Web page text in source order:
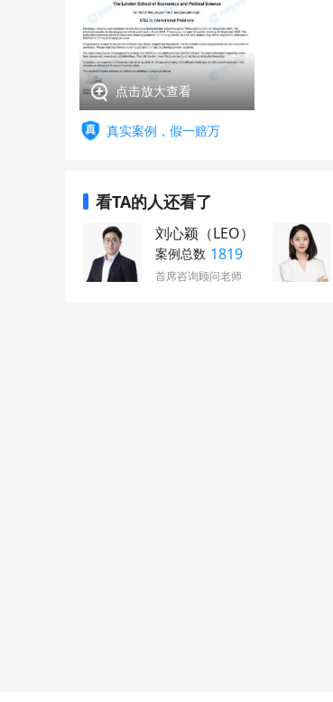
点击放大查看
真实案例，假一赔万
看TA的人还看了
刘心颖（LEO）
案例总数 1819
首席咨询顾问老师